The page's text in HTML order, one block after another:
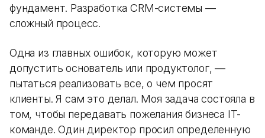
фундамент. Разработка CRM-системы —
сложный процесс.
Одна из главных ошибок, которую может
допустить основатель или продуктолог, —
пытаться реализовать все, о чем просят
клиенты. Я сам это делал. Моя задача состояла в
том, чтобы передавать пожелания бизнеса IT-
команде. Один директор просил определенную